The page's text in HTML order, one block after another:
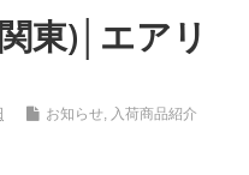
東)│エアリ
お知らせ, 入荷商品紹介